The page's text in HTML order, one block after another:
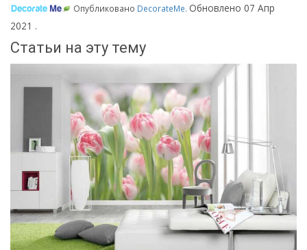
Опубликовано DecorateMe. Обновлено 07 Апр
2021 .
Статьи на эту тему